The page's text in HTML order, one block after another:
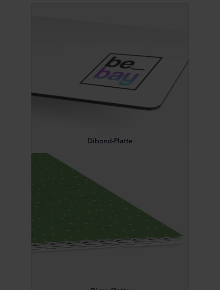
Dibond-Platte